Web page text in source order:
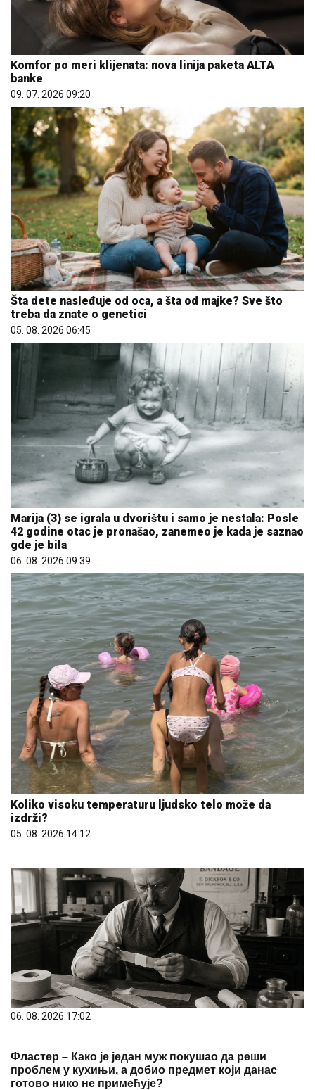
Komfor po meri klijenata: nova linija paketa ALTA
banke
09. 07. 2026 09:20
Šta dete nasleđuje od oca, a šta od majke? Sve što
treba da znate o genetici
05. 08. 2026 06:45
Marija (3) se igrala u dvorištu i samo je nestala: Posle
42 godine otac je pronašao, zanemeo je kada je saznao
gde je bila
06. 08. 2026 09:39
Koliko visoku temperaturu ljudsko telo može da
izdrži?
05. 08. 2026 14:12
06. 08. 2026 17:02
Фластер – Како је један муж покушао да реши
проблем у кухињи, а добио предмет који данас
готово нико не примећује?